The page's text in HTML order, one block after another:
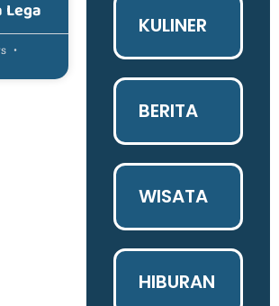
Lega
KULINER
BERITA
WISATA
HIBURAN